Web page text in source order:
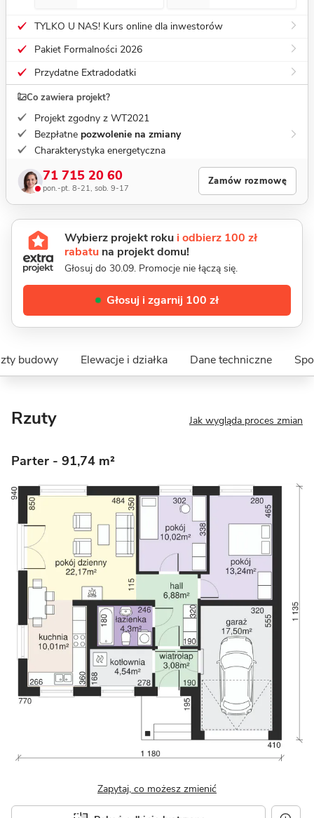
TYLKO U NAS! Kurs online dla inwestorów
Pakiet Formalności 2026
Przydatne Extradodatki
Co zawiera projekt?
Projekt zgodny z WT2021
Bezpłatne pozwolenie na zmiany
Charakterystyka energetyczna
71 715 20 60
pon.-pt. 8-21, sob. 9-17
Zamów rozmowę
Wybierz projekt roku i odbierz 100 zł
rabatu na projekt domu!
Głosuj do 30.09. Promocje nie łączą się.
Głosuj i zgarnij 100 zł
budowy Elewacje i działka Dane techniczne
Rzuty Jak wygląda proces zmian
Parter - 91,74 m²
Zapytaj, co możesz zmienić